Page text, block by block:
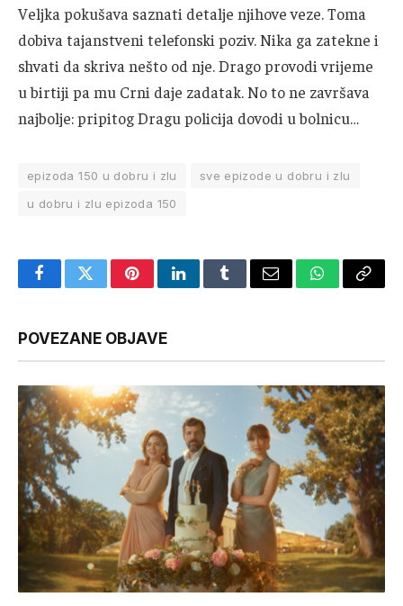
Veljka pokušava saznati detalje njihove veze. Toma
dobiva tajanstveni telefonski poziv. Nika ga zatekne i
shvati da skriva nešto od nje. Drago provodi vrijeme
u birtiji pa mu Crni daje zadatak. No to ne završava
najbolje: pripitog Dragu policija dovodi u bolnicu…
epizoda 150 u dobru i zlu
sve epizode u dobru i zlu
u dobru i zlu epizoda 150
FacebookTwitterPinterestLinkedInTumblrEmail WhatsApp
Copy
POVEZANE OBJAVE